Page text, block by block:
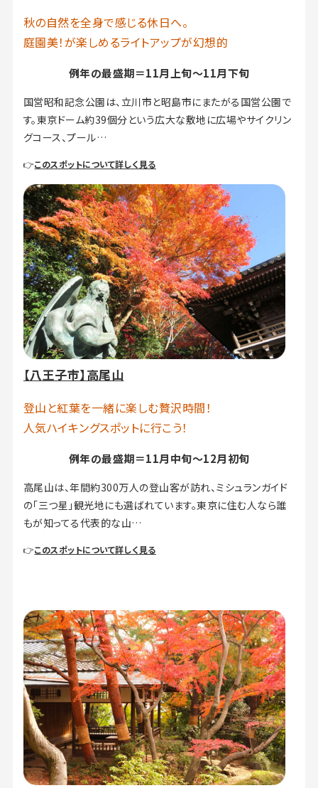
秋の自然を全身で感じる休日へ。
庭園美！が楽しめるライトアップが幻想的
例年の最盛期＝11月上旬～11月下旬
国営昭和記念公園は、立川市と昭島市にまたがる国営公園で
す。東京ドーム約39個分という広大な敷地に広場やサイクリン
グコース、プール…
👉このスポットについて詳しく見る
【八王子市】高尾山
登山と紅葉を一緒に楽しむ贅沢時間！
人気ハイキングスポットに行こう！
例年の最盛期＝11月中旬～12月初旬
高尾山は、年間約300万人の登山客が訪れ、ミシュランガイド
の「三つ星」観光地にも選ばれています。東京に住む人なら誰
もが知ってる代表的な山…
👉このスポットについて詳しく見る